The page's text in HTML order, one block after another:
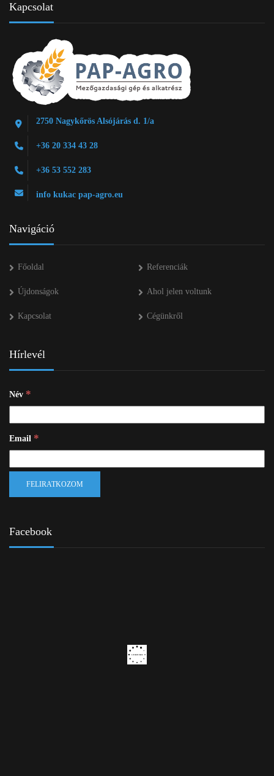
Kapcsolat
2750 Nagykőrös Alsójárás d. 1/a
+36 20 334 43 28
+36 53 552 283
info kukac pap-agro.eu
Navigáció
Főoldal Referenciák
Újdonságok Ahol jelen voltunk
Kapcsolat Cégünkről
Hírlevél
Név *
Email *
Facebook